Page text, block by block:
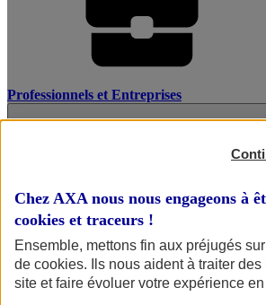
Professionnels et Entreprises
Chez AXA nous nous engageons à
cookies et traceurs !
Ensemble, mettons fin aux préjugés
de cookies. Ils nous aident à traiter
site et faire évoluer votre expérience